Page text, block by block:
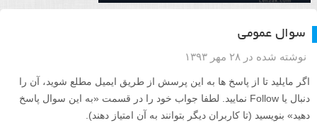
سوال عمومی
نوشته شده در ۲۸ مهر ۱۳۹۳
اگر مایلید تا از پاسخ ها به این پرسش از طریق ایمیل مطلع شوید، آن را
دنبال یا Follow نمایید. لطفا جواب خود را در قسمت «به این سوال پاسخ
دهید» بنویسید (تا کاربران دیگر بتوانند به آن امتیاز دهند).